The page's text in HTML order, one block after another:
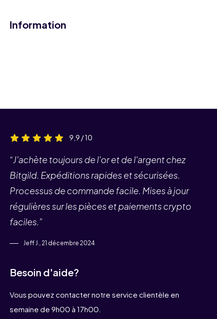
Information
9,9 / 10
“J'achète toujours de l'or et de l'argent chez
Bitgild. Expéditions rapides et sécurisées.
Processus de commande facile. Mises à jour
régulières sur les pièces et paiements crypto
faciles.”
Jeff J., 21 décembre 2024
Besoin d'aide?
Vous pouvez contacter notre service clientèle en
semaine de 9h00 à 17h00.